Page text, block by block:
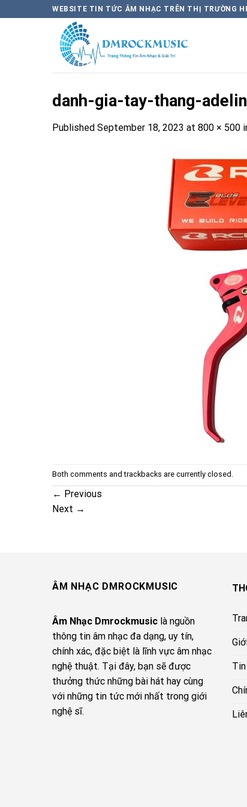
WEBSITE TIN TỨC ÂM NHẠC TRÊN THỊ TRƯỜNG
danh-gia-tay-thang-
Published September 18, 2023 at 800 × 500
Both comments and trackbacks are currently closed.
← Previous
Next →
ÂM NHẠC DMROCKMUSIC
Âm Nhạc Dmrockmusic là nguồn
thông tin âm nhạc đa dạng, uy tín,
chính xác, đặc biệt là lĩnh vực âm nhạc
nghệ thuật. Tại đây, bạn sẽ được
thưởng thức những bài hát hay cùng
với những tin tức mới nhất trong giới
nghệ sĩ.